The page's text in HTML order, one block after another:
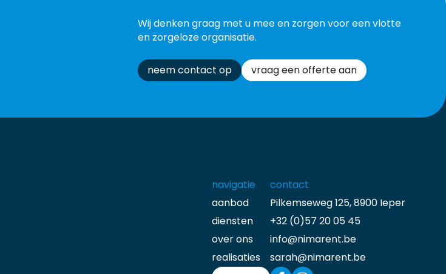
Wij denken graag met u mee en zorgen voor een vlotte
en zorgeloze organisatie.
neem contact op vraag een offerte aan
navigatie
aanbod
diensten
over ons
realisaties
contact
Pilkemseweg 125, 8900 Ieper
+32 (0)57 20 05 45
info@nimarent.be
sarah@nimarent.be